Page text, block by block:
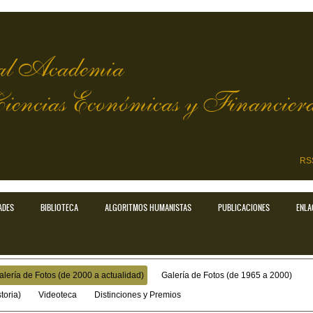
Academia
Económicas y
BIBLIOTECA ALGORITMOS HUMANISTAS PUBLICACIONES
de Fotos (de 2000 a actualidad)
Galería de Fotos (de 1965 a 2000)
Videoteca Distinciones y Premios